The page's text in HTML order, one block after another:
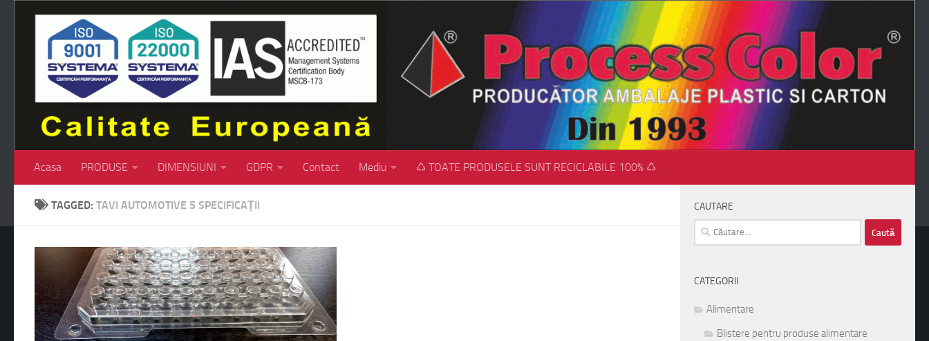
Skip to content
Acasa PRODUSE DIMENSIUNI GDPR Contact Mediu ♺ TOATE PRODUSELE SUNT RECICLABILE 100% ♺
TAGGED: TAVI AUTOMOTIVE 5 SPECIFICAȚII CAUTARE
Caută
după:
CATEGORII
Alimentare
Blistere pentru produse alimentare